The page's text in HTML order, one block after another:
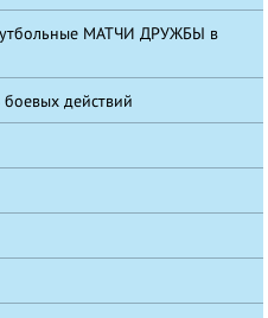
МАТЧИ ДРУЖБЫ в
действий